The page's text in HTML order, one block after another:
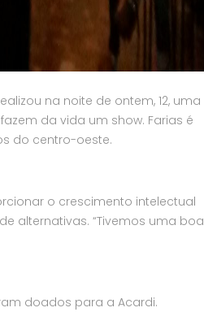
na noite de ontem, 12, uma
da vida um show. Farias é
do centro-oeste.
o crescimento intelectual
alternativas. “Tivemos uma boa
doados para a Acardi.